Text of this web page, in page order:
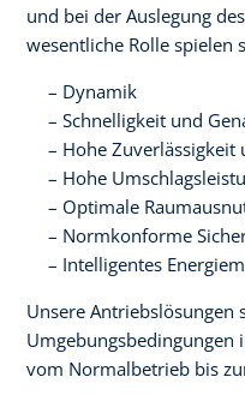
und bei der Auslegung
wesentliche Rolle spielen
Dynamik
Schnelligkeit und
Hohe Zuverlässigkeit
Hohe
Optimale
Normkonforme
Intelligentes
Unsere Antriebslösungen
Umgebungsbedingungen
vom Normalbetrieb bis